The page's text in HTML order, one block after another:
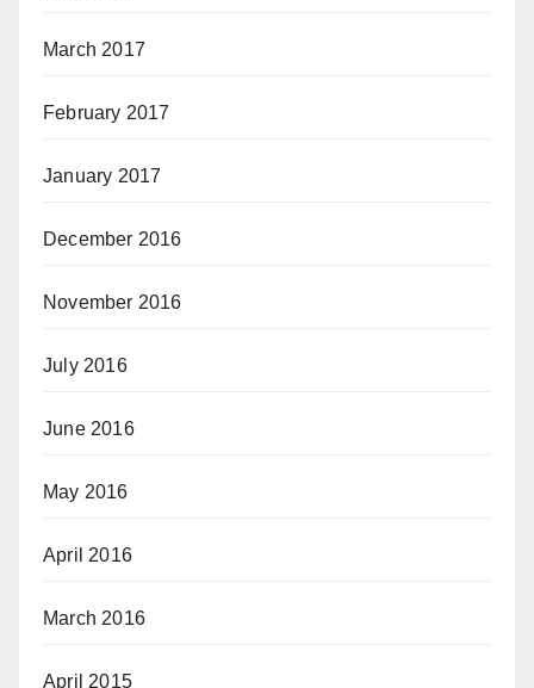
March 2017
February 2017
January 2017
December 2016
November 2016
July 2016
June 2016
May 2016
April 2016
March 2016
April 2015